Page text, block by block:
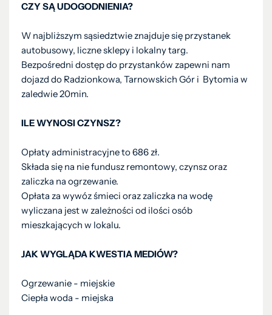
CZY SĄ UDOGODNIENIA?
W najbliższym sąsiedztwie znajduje się przystanek
autobusowy, liczne sklepy i lokalny targ.
Bezpośredni dostęp do przystanków zapewni nam
dojazd do Radzionkowa, Tarnowskich Gór i Bytomia w
zaledwie 20min.
ILE WYNOSI CZYNSZ?
Opłaty administracyjne to 686 zł.
Składa się na nie fundusz remontowy, czynsz oraz
zaliczka na ogrzewanie.
Opłata za wywóz śmieci oraz zaliczka na wodę
wyliczana jest w zależności od ilości osób
mieszkających w lokalu.
JAK WYGLĄDA KWESTIA MEDIÓW?
Ogrzewanie - miejskie
Ciepła woda - miejska